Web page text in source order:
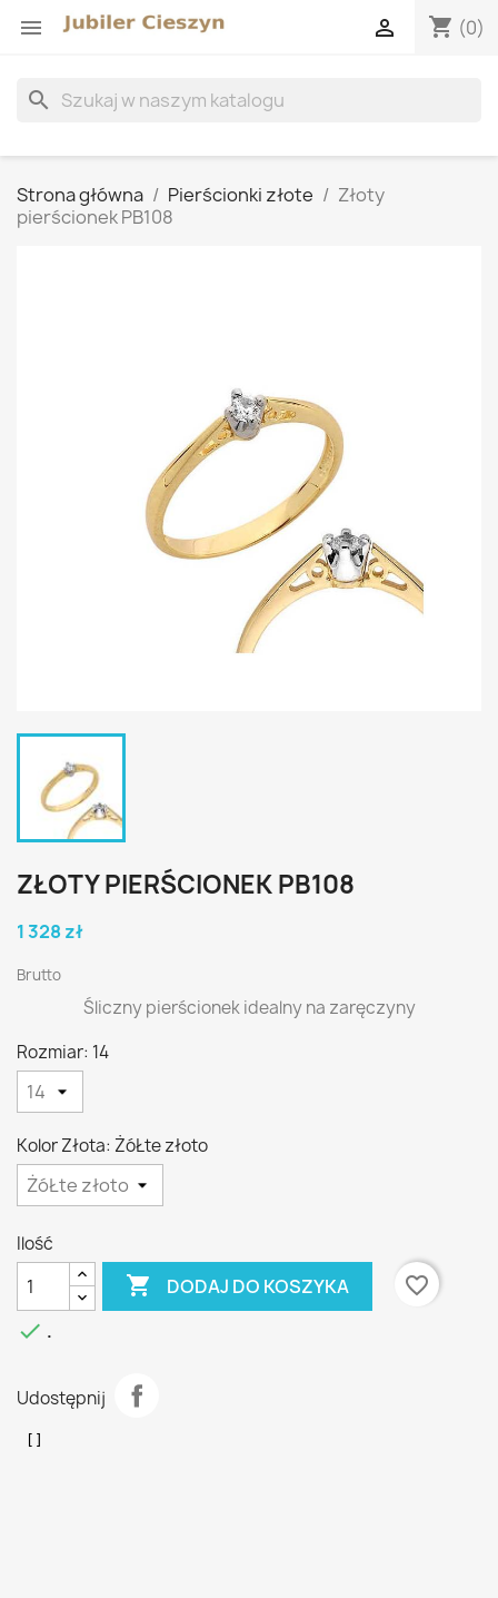
 shopping_cart (0)

search
Strona główna Pierścionki złote
Złoty
pierścionek PB108
ZŁOTY PIERŚCIONEK PB108
1 328 zł
Brutto
Śliczny pierścionek idealny na zaręczyny
Rozmiar: 14
Kolor Złota: ŻóŁte złoto
Ilość
 DODAJ DO KOSZYKA
favorite_border
 .
Udostępnij